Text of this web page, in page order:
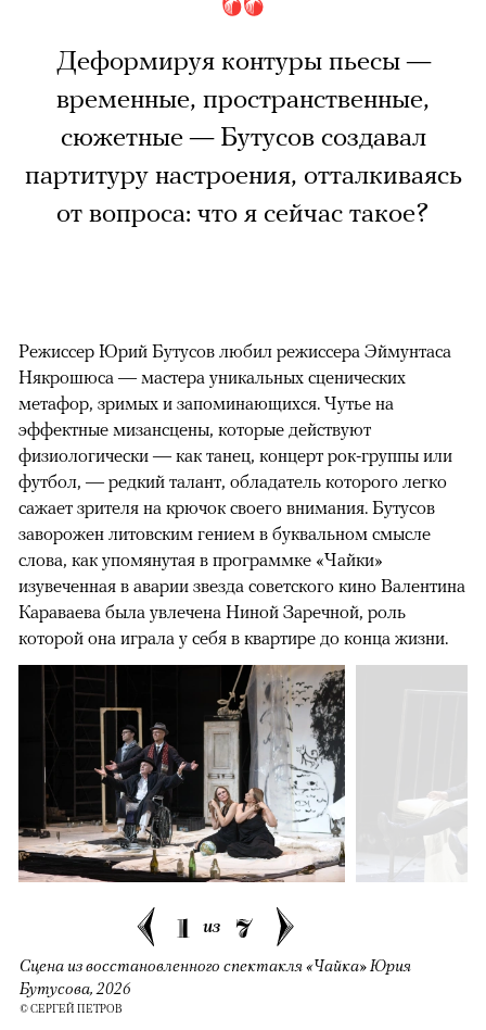
Деформируя контуры пьесы —
временные, пространственные,
сюжетные — Бутусов создавал
партитуру настроения, отталкиваясь
от вопроса: что я сейчас такое?
Режиссер Юрий Бутусов любил режиссера Эймунтаса
Някрошюса — мастера уникальных сценических
метафор, зримых и запоминающихся. Чутье на
эффектные мизансцены, которые действуют
физиологически — как танец, концерт рок-группы или
футбол, — редкий талант, обладатель которого легко
сажает зрителя на крючок своего внимания. Бутусов
заворожен литовским гением в буквальном смысле
слова, как упомянутая в программке «Чайки»
изувеченная в аварии звезда советского кино Валентина
Караваева была увлечена Ниной Заречной, роль
которой она играла у себя в квартире до конца жизни.
1 из 7
Сцена из восстановленного спектакля «Чайка» Юрия
Бутусова, 2026
© СЕРГЕЙ ПЕТРОВ